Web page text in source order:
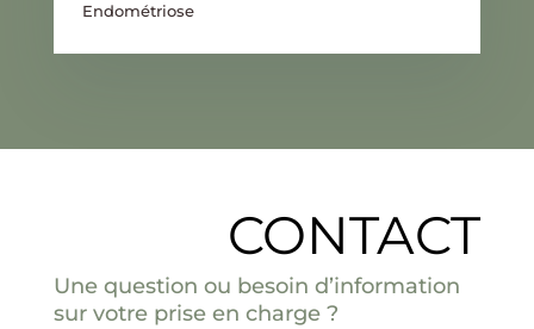
Endométriose
CONTACT
Une question ou besoin d’information
sur votre prise en charge ?